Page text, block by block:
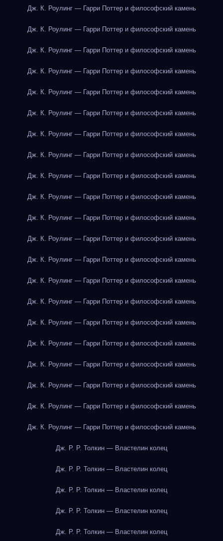
Дж. К. Роулинг — Гарри Поттер и философский камень
Дж. К. Роулинг — Гарри Поттер и философский камень
Дж. К. Роулинг — Гарри Поттер и философский камень
Дж. К. Роулинг — Гарри Поттер и философский камень
Дж. К. Роулинг — Гарри Поттер и философский камень
Дж. К. Роулинг — Гарри Поттер и философский камень
Дж. К. Роулинг — Гарри Поттер и философский камень
Дж. К. Роулинг — Гарри Поттер и философский камень
Дж. К. Роулинг — Гарри Поттер и философский камень
Дж. К. Роулинг — Гарри Поттер и философский камень
Дж. К. Роулинг — Гарри Поттер и философский камень
Дж. К. Роулинг — Гарри Поттер и философский камень
Дж. К. Роулинг — Гарри Поттер и философский камень
Дж. К. Роулинг — Гарри Поттер и философский камень
Дж. К. Роулинг — Гарри Поттер и философский камень
Дж. К. Роулинг — Гарри Поттер и философский камень
Дж. К. Роулинг — Гарри Поттер и философский камень
Дж. К. Роулинг — Гарри Поттер и философский камень
Дж. К. Роулинг — Гарри Поттер и философский камень
Дж. К. Роулинг — Гарри Поттер и философский камень
Дж. К. Роулинг — Гарри Поттер и философский камень
Дж. Р. Р. Толкин — Властелин колец
Дж. Р. Р. Толкин — Властелин колец
Дж. Р. Р. Толкин — Властелин колец
Дж. Р. Р. Толкин — Властелин колец
Дж. Р. Р. Толкин — Властелин колец